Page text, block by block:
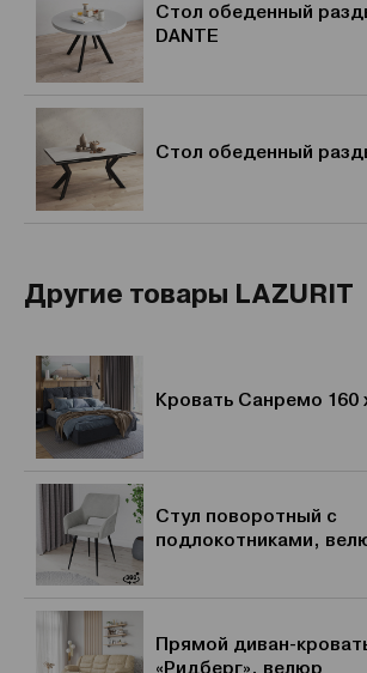
Стол обеденный
DANTE
Стол обеденный
Другие товары LAZURIT
Кровать Санремо 160
Стул поворотный с
подлокотниками,
Прямой диван-
«Ридберг», велюр